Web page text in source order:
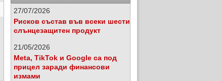
27/07/2026
Рисков състав във всеки шести
слънцезащитен продукт
21/05/2026
Meta, TikTok и Google са под
прицел заради финансови
измами